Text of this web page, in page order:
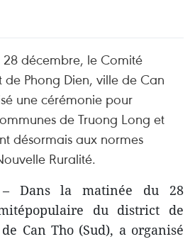
décembre, le Comité
Phong Dien, ville de Can
une cérémonie pour
de Truong Long et
désormais aux normes
Ruralité.
– Dans la matinée du 28
du district de
Can Tho (Sud), a organisé